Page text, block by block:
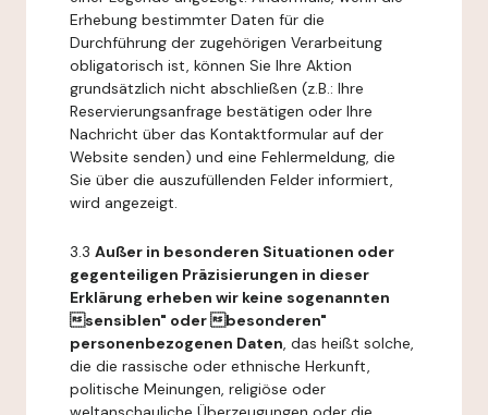
Erhebung bestimmter Daten für die
Durchführung der zugehörigen Verarbeitung
obligatorisch ist, können Sie Ihre Aktion
grundsätzlich nicht abschließen (z.B.: Ihre
Reservierungsanfrage bestätigen oder Ihre
Nachricht über das Kontaktformular auf der
Website senden) und eine Fehlermeldung, die
Sie über die auszufüllenden Felder informiert,
wird angezeigt.
3.3 Außer in besonderen Situationen oder
gegenteiligen Präzisierungen in dieser
Erklärung erheben wir keine sogenannten
sensiblen" oder besonderen"
personenbezogenen Daten, das heißt solche,
die die rassische oder ethnische Herkunft,
politische Meinungen, religiöse oder